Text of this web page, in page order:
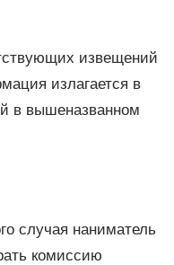
извещений
излагается в
в вышеназванном
случая наниматель
комиссию